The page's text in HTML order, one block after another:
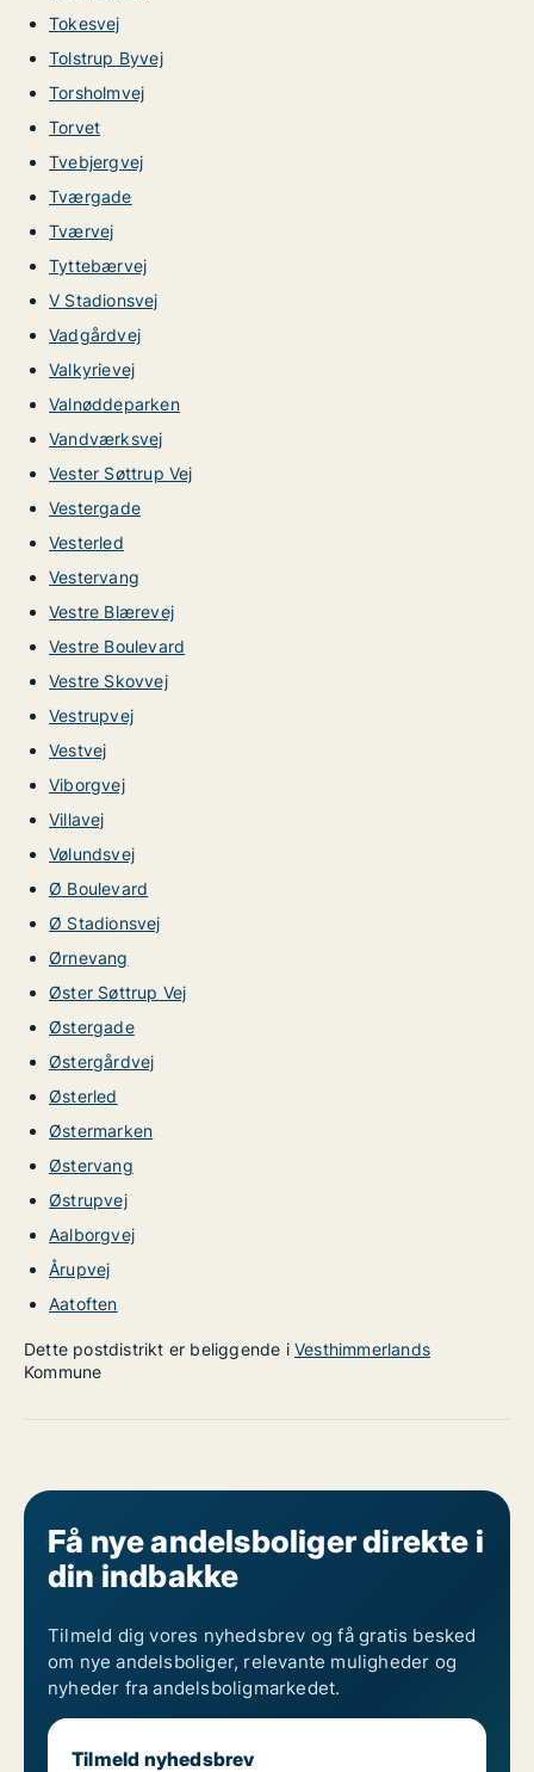
Tokesvej
Tolstrup Byvej
Torsholmvej
Torvet
Tvebjergvej
Tværgade
Tværvej
Tyttebærvej
V Stadionsvej
Vadgårdvej
Valkyrievej
Valnøddeparken
Vandværksvej
Vester Søttrup Vej
Vestergade
Vesterled
Vestervang
Vestre Blærevej
Vestre Boulevard
Vestre Skovvej
Vestrupvej
Vestvej
Viborgvej
Villavej
Vølundsvej
Ø Boulevard
Ø Stadionsvej
Ørnevang
Øster Søttrup Vej
Østergade
Østergårdvej
Østerled
Østermarken
Østervang
Østrupvej
Aalborgvej
Årupvej
Aatoften
Dette postdistrikt er beliggende i Vesthimmerlands
Kommune
Få nye andelsboliger direkte i
din indbakke
Tilmeld dig vores nyhedsbrev og få gratis besked
om nye andelsboliger, relevante muligheder og
nyheder fra andelsboligmarkedet.
Tilmeld nyhedsbrev